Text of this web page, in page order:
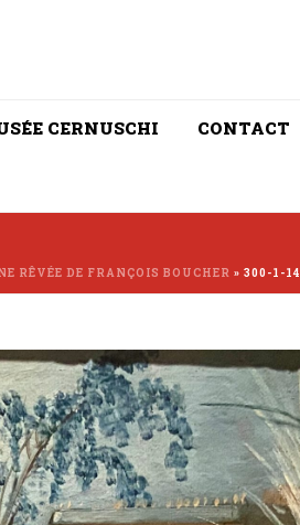
CERNUSCHI CONTACT
RÊVÉE DE FRANÇOIS BOUCHER » 300-1-14